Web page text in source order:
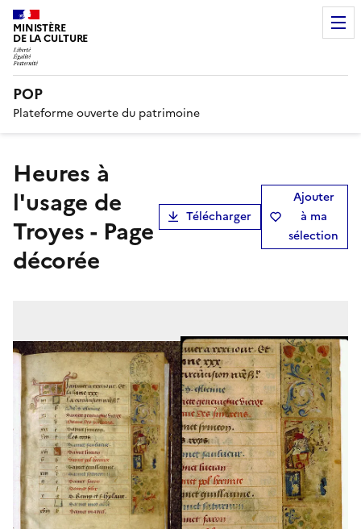
MINISTÈRE
DE LA CULTURE
POP
Plateforme ouverte du patrimoine
Heures à
l'usage de
Troyes - Page
décorée
Télécharger
Ajouter
à ma
sélection